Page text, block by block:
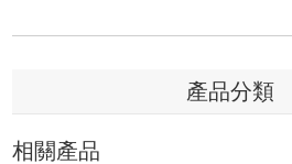
產品分類
相關產品